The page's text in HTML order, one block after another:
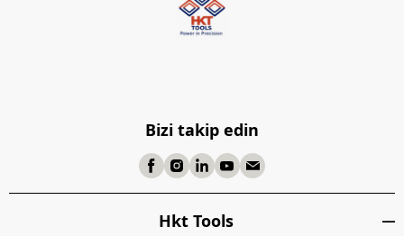
Bizi takip edin
Hkt Tools